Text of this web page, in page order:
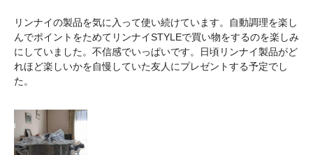
リンナイの製品を気に入って使い続けています。自動調理を楽し
んでポイントをためてリンナイSTYLEで買い物をするのを楽しみ
にしていました。不信感でいっぱいです。日頃リンナイ製品がど
れほど楽しいかを自慢していた友人にプレゼントする予定でし
た。